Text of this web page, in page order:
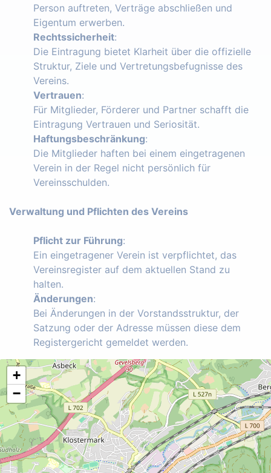
Person auftreten, Verträge abschließen und
Eigentum erwerben.
Rechtssicherheit:
Die Eintragung bietet Klarheit über die offizielle
Struktur, Ziele und Vertretungsbefugnisse des
Vereins.
Vertrauen:
Für Mitglieder, Förderer und Partner schafft die
Eintragung Vertrauen und Seriosität.
Haftungsbeschränkung:
Die Mitglieder haften bei einem eingetragenen
Verein in der Regel nicht persönlich für
Vereinsschulden.
Verwaltung und Pflichten des Vereins
Pflicht zur Führung:
Ein eingetragener Verein ist verpflichtet, das
Vereinsregister auf dem aktuellen Stand zu
halten.
Änderungen:
Bei Änderungen in der Vorstandsstruktur, der
Satzung oder der Adresse müssen diese dem
Registergericht gemeldet werden.
+
−